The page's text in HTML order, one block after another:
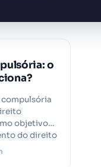
o
compulsória
objetivo
do direito